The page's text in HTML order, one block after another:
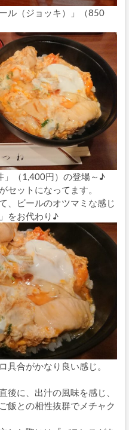
ル（ジョッキ）」（850
」（1,400円）の登場～♪
セットになってます。
、ビールのオツマミな感じ
をお代わり♪
具合がかなり良い感じ。
後に、出汁の風味を感じ、
飯との相性抜群でメチャク